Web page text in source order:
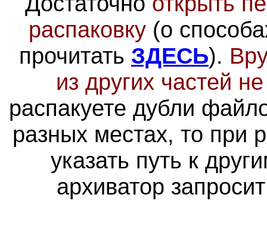
распаковку (о
прочитать ЗДЕСЬ).
из других частей
распакуете дубли
разных местах, то при
указать путь к
архиватор